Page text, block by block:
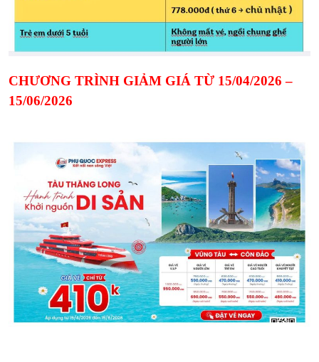
CHƯƠNG TRÌNH GIẢM GIÁ TỪ 15/04/2026 –
15/06/2026